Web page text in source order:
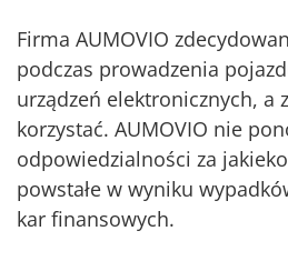
Firma AUMOVIO
podczas prowadzenia
urządzeń elektronicznych, a
korzystać. AUMOVIO nie
odpowiedzialności za
powstałe w wyniku
kar finansowych.